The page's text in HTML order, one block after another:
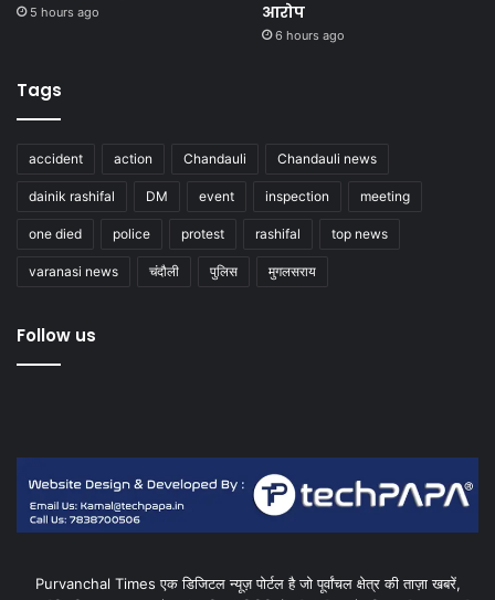
5 hours ago
आरोप
6 hours ago
Tags
accident action Chandauli Chandauli news
dainik rashifal DM event inspection meeting
one died police protest rashifal top news
varanasi news चंदौली पुलिस मुगलसराय
Follow us
Purvanchal Times एक डिजिटल न्यूज़ पोर्टल है जो पूर्वांचल क्षेत्र की ताज़ा खबरें,